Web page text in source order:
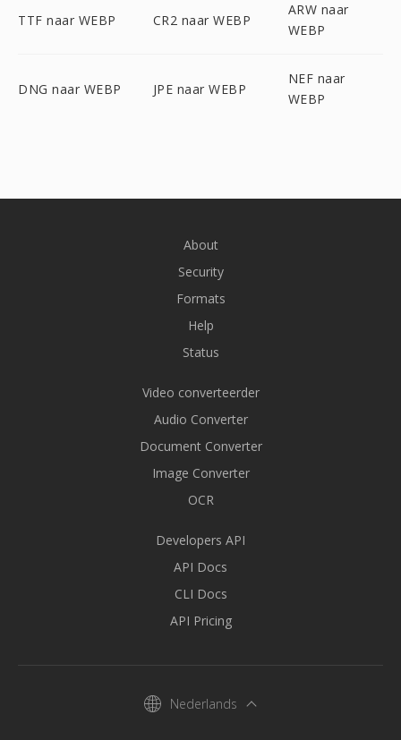
TTF naar WEBP CR2 naar WEBP
ARW naar
WEBP
DNG naar WEBP JPE naar WEBP
NEF naar
WEBP
About
Security
Formats
Help
Status
Video converteerder
Audio Converter
Document Converter
Image Converter
OCR
Developers API
API Docs
CLI Docs
API Pricing
Nederlands